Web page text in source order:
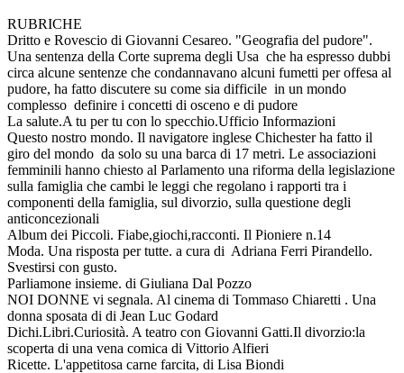
RUBRICHE
Dritto e Rovescio di Giovanni Cesareo. "Geografia del pudore".
Una sentenza della Corte suprema degli Usa che ha espresso dubbi
circa alcune sentenze che condannavano alcuni fumetti per offesa al
pudore, ha fatto discutere su come sia difficile in un mondo
complesso definire i concetti di osceno e di pudore
La salute.A tu per tu con lo specchio.Ufficio Informazioni
Questo nostro mondo. Il navigatore inglese Chichester ha fatto il
giro del mondo da solo su una barca di 17 metri. Le associazioni
femminili hanno chiesto al Parlamento una riforma della legislazione
sulla famiglia che cambi le leggi che regolano i rapporti tra i
componenti della famiglia, sul divorzio, sulla questione degli
anticoncezionali
Album dei Piccoli. Fiabe,giochi,racconti. Il Pioniere n.14
Moda. Una risposta per tutte. a cura di Adriana Ferri Pirandello.
Svestirsi con gusto.
Parliamone insieme. di Giuliana Dal Pozzo
NOI DONNE vi segnala. Al cinema di Tommaso Chiaretti . Una
donna sposata di di Jean Luc Godard
Dichi.Libri.Curiosità. A teatro con Giovanni Gatti.Il divorzio:la
scoperta di una vena comica di Vittorio Alfieri
Ricette. L'appetitosa carne farcita, di Lisa Biondi